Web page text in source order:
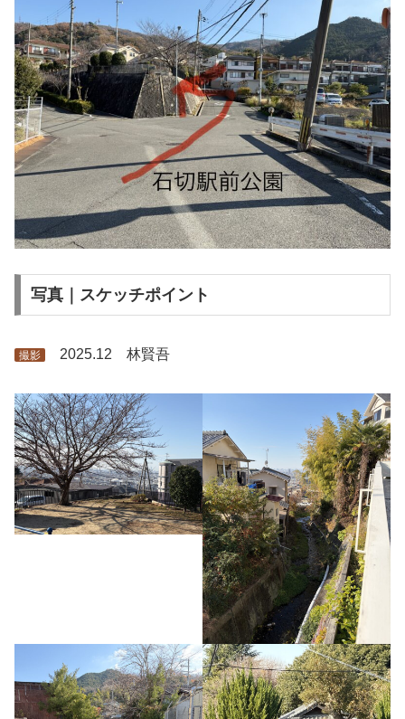
写真｜スケッチポイント
撮影 2025.12 林賢吾